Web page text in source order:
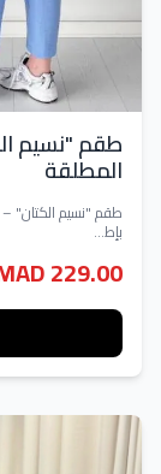
طقم "نسيم
المطلقة
بإط...
229.00